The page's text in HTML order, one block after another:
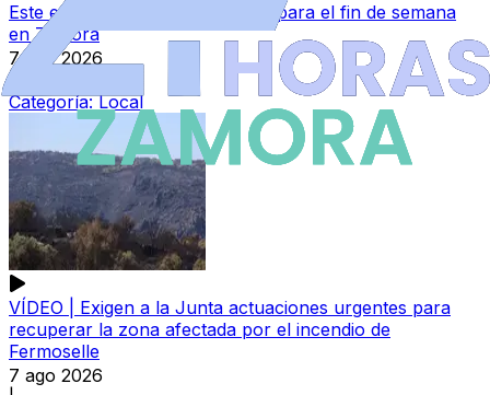
Este es el tiempo que se espera para el fin de semana
en Zamora
7 ago 2026
|
Categoría:Local
VÍDEO | Exigen a la Junta actuaciones urgentes para
recuperar la zona afectada por el incendio de
Fermoselle
7 ago 2026